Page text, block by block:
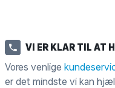
VI ER KLAR TIL AT
Vores venlige
er det mindste vi kan